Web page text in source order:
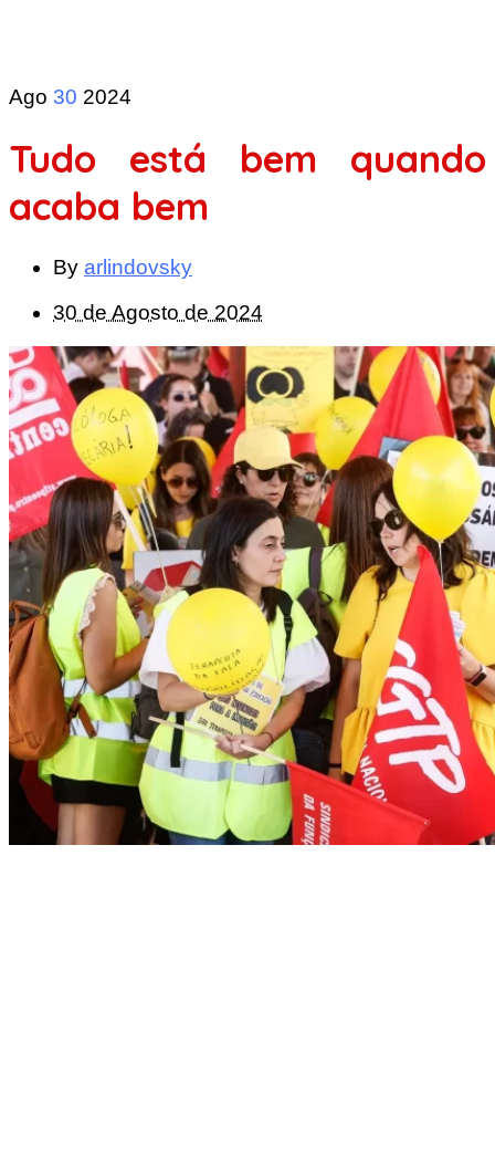
Ago 30 2024
Tudo está bem quando
acaba bem
By arlindovsky
30 de Agosto de 2024